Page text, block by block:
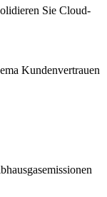
Sie Cloud-
Kundenvertrauen